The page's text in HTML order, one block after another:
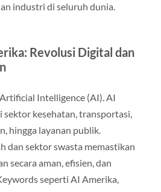
industri di seluruh dunia.
Revolusi Digital dan
Intelligence (AI). AI
sektor kesehatan, transportasi,
hingga layanan publik.
dan sektor swasta memastikan
secara aman, efisien, dan
seperti AI Amerika,